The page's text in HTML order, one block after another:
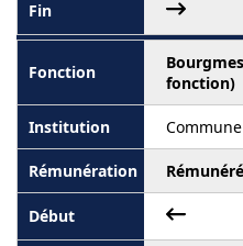
fonction)
Rémunéré